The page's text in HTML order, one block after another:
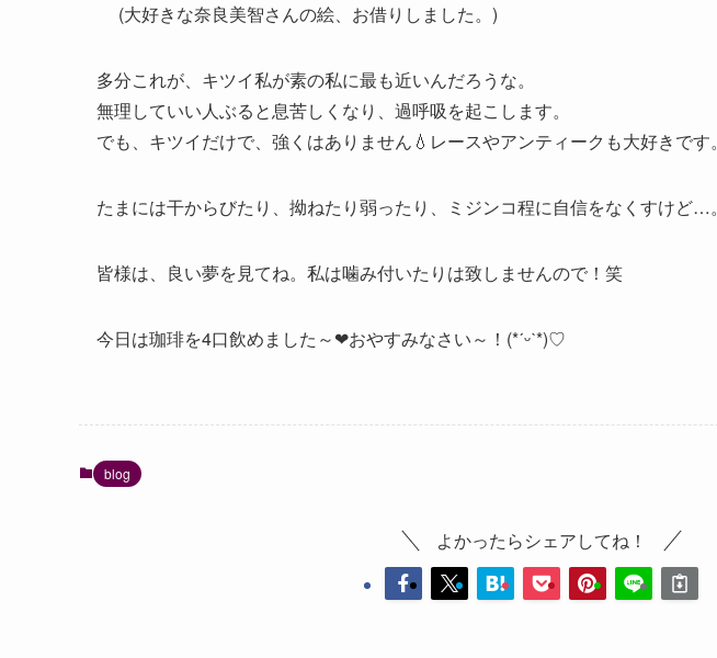
(大好きな奈良美智さんの絵、お借りしました。)
多分これが、キツイ私が素の私に最も近いんだろうな。
無理していい人ぶると息苦しくなり、過呼吸を起こします。
でも、キツイだけで、強くはありません💧レースやアンティークも大好きです。
たまには干からびたり、拗ねたり弱ったり、ミジンコ程に自信をなくすけど…。
皆様は、良い夢を見てね。私は噛み付いたりは致しませんので！笑
今日は珈琲を4口飲めました～❤︎おやすみなさい～！(*ˊᵕˋ*)♡
blog
よかったらシェアしてね！